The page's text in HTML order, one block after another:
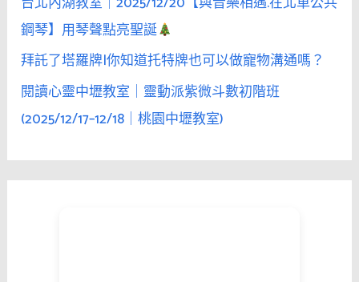
鋼琴】用琴聲點亮聖誕
拜託了塔羅牌|你知道托特牌也可以做寵物溝通嗎？
閱讀心靈中壢教室｜靈動派紫微斗數初階班
(2025/12/17–12/18｜桃園中壢教室)